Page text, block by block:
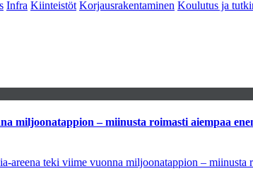
Infra Kiinteistöt Korjausrakentaminen Koulutus ja
miljoonatappion – miinusta roimasti aiempaa
areena teki viime vuonna miljoonatappion – miinusta